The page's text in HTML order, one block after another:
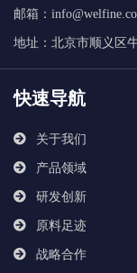
邮箱：
地址：北京市顺义区
快速导航
关于我们
产品领域
研发创新
原料足迹
战略合作